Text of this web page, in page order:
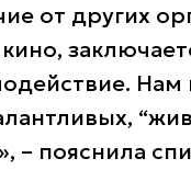
от других
Нам
– пояснила